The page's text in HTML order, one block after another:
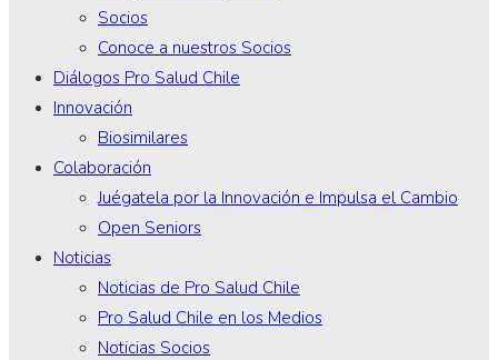
Socios
Conoce a nuestros Socios
Diálogos Pro Salud Chile
Innovación
Biosimilares
Colaboración
Juégatela por la Innovación e Impulsa el Cambio
Open Seniors
Noticias
Noticias de Pro Salud Chile
Pro Salud Chile en los Medios
Noticias Socios